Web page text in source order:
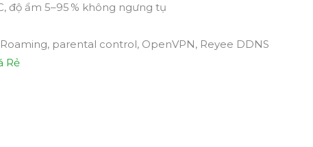
độ ẩm 5–95 % không ngưng tụ
parental control, OpenVPN, Reyee DDNS
Rẻ